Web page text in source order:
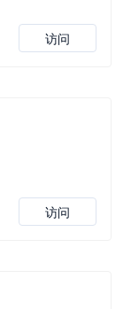
访问
访问